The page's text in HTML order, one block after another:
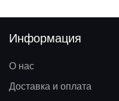
Информация
О нас
Доставка и оплата